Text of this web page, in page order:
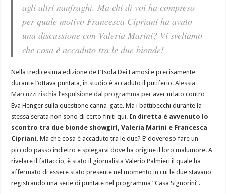
agli altri naufraghi. Ma chi di voi ha compreso
per quale motivo Francesca Cipriani ha avuto
una discussione con Valeria Marini? Vi sveliamo
che cosa è accaduto tra le due bionde!
Nella tredicesima edizione de L’Isola Dei Famosi e precisamente
durante l’ottava puntata, in studio è accaduto il putiferio.Alessia
Marcuzzi rischia l’espulsione dal programma per aver urlato contro
Eva Henger sulla questione canna-gate. Ma i battibecchi durante la
stessa serata non sono di certo finiti qui. In diretta è avvenuto lo
scontro tra due bionde showgirl, Valeria Marini e Francesca
Cipriani. Ma che cosa è accaduto tra le due? E’ doveroso fare un
piccolo passo indietro e spiegarvi dove ha origine il loro malumore. A
rivelare il fattaccio, è stato il giornalista Valerio Palmieri il quale ha
affermato di essere stato presente nel momento in cui le due stavano
registrando una serie di puntate nel programma “Casa Signorini”.